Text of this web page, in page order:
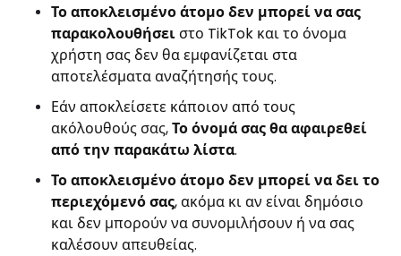
Το αποκλεισμένο άτομο δεν μπορεί να σας
παρακολουθήσειστο TikTok και το όνομα
χρήστη σας δεν θα εμφανίζεται στα
αποτελέσματα αναζήτησής τους.
Εάν αποκλείσετε κάποιον από τους
ακόλουθούς σας,Το όνομά σας θα αφαιρεθεί
από την παρακάτω λίστα.
Το αποκλεισμένο άτομο δεν μπορεί να δει το
περιεχόμενό σας, ακόμα κι αν είναι δημόσιο
και δεν μπορούν να συνομιλήσουν ή να σας
καλέσουν απευθείας.